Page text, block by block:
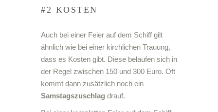
#2 KOSTEN
Auch bei einer Feier auf dem Schiff gilt
ähnlich wie bei einer kirchlichen Trauung,
dass es Kosten gibt. Diese belaufen sich in
der Regel zwischen 150 und 300 Euro. Oft
kommt dann zusätzlich noch ein
Samstagszuschlag drauf.